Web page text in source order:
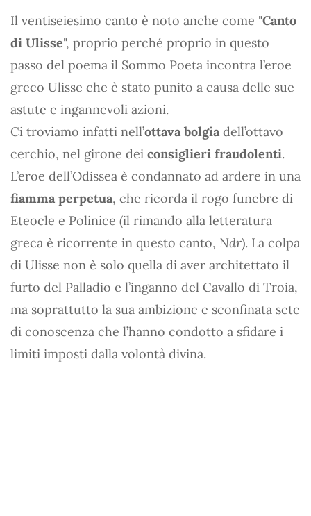
Il ventiseiesimo canto è noto anche come "Canto
di Ulisse", proprio perché proprio in questo
passo del poema il Sommo Poeta incontra l’eroe
greco Ulisse che è stato punito a causa delle sue
astute e ingannevoli azioni.
Ci troviamo infatti nell’ottava bolgia dell’ottavo
cerchio, nel girone dei consiglieri fraudolenti.
L’eroe dell’Odissea è condannato ad ardere in una
fiamma perpetua, che ricorda il rogo funebre di
Eteocle e Polinice (il rimando alla letteratura
greca è ricorrente in questo canto, Ndr). La colpa
di Ulisse non è solo quella di aver architettato il
furto del Palladio e l’inganno del Cavallo di Troia,
ma soprattutto la sua ambizione e sconfinata sete
di conoscenza che l’hanno condotto a sfidare i
limiti imposti dalla volontà divina.